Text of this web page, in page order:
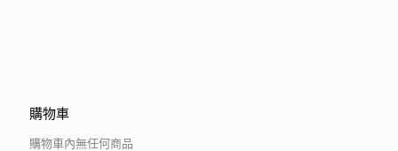
購物車
購物車內無任何商品